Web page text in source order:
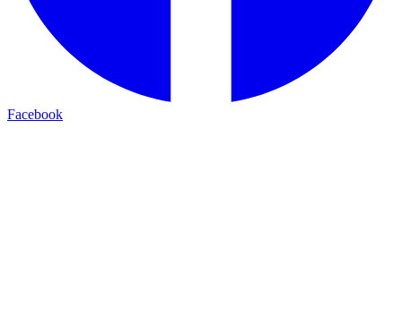
Facebook